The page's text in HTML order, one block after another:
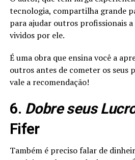
tecnologia, compartilha grande
para ajudar outros profissionais
vividos por ele.
É uma obra que ensina você a
outros antes de cometer os seus
vale a recomendação!
6. Dobre seus
Fifer
Também é preciso falar de